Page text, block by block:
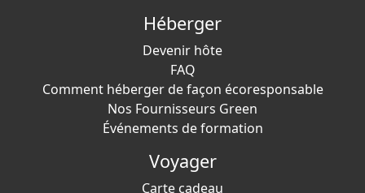
Héberger
Devenir hôte
FAQ
Comment héberger de façon écoresponsable
Nos Fournisseurs Green
Événements de formation
Voyager
Carte cadeau